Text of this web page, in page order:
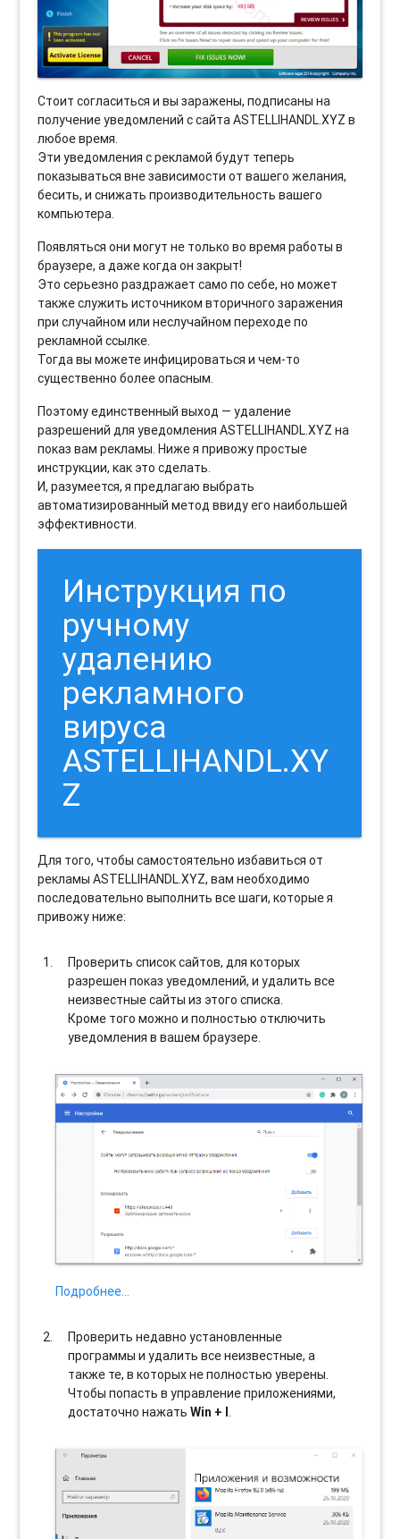
Стоит согласиться и вы заражены, подписаны на
получение уведомлений с сайта ASTELLIHANDL.XYZ в
любое время.
Эти уведомления с рекламой будут теперь
показываться вне зависимости от вашего желания,
бесить, и снижать производительность вашего
компьютера.
Появляться они могут не только во время работы в
браузере, а даже когда он закрыт!
Это серьезно раздражает само по себе, но может
также служить источником вторичного заражения
при случайном или неслучайном переходе по
рекламной ссылке.
Тогда вы можете инфицироваться и чем-то
существенно более опасным.
Поэтому единственный выход — удаление
разрешений для уведомления ASTELLIHANDL.XYZ на
показ вам рекламы. Ниже я привожу простые
инструкции, как это сделать.
И, разумеется, я предлагаю выбрать
автоматизированный метод ввиду его наибольшей
эффективности.
Инструкция по
ручному
удалению
рекламного
вируса
ASTELLIHANDL.XY
Z
Для того, чтобы самостоятельно избавиться от
рекламы ASTELLIHANDL.XYZ, вам необходимо
последовательно выполнить все шаги, которые я
привожу ниже:
Проверить список сайтов, для которых
разрешен показ уведомлений, и удалить все
неизвестные сайты из этого списка.
Кроме того можно и полностью отключить
уведомления в вашем браузере.
Подробнее…
Проверить недавно установленные
программы и удалить все неизвестные, а
также те, в которых не полностью уверены.
Чтобы попасть в управление приложениями,
достаточно нажатьWin + I.